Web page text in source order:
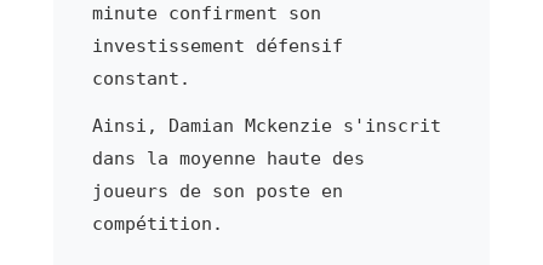
minute confirment son
investissement défensif
constant.
Ainsi, Damian Mckenzie s'inscrit
dans la moyenne haute des
joueurs de son poste en
compétition.